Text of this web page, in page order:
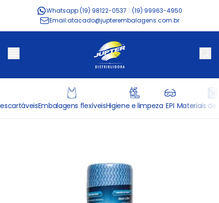
Whatsapp:(19) 98122-0537
(19) 99963-4950
Email:atacado@jupterembalagens.com.br
Embalagens flexíveisHigiene e limpeza EPI Materiais de